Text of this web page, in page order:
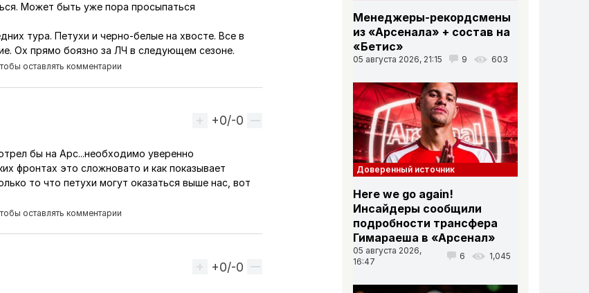
Может быть уже пора просыпаться
тура. Петухи и черно-белые на хвосте. Все в
Ох прямо боязно за ЛЧ в следующем сезоне.
оставлять комментарии
Вверх
+0/-0
бы на Арс...необходимо уверенно
фронтах это сложновато и как показывает
то что петухи могут оказаться выше нас, вот
оставлять комментарии
Вверх
+0/-0
Менеджеры-рекордсмены
из «Арсенала» + состав на
«Бетис»
05 августа 2026, 21:15 9 603
Доверенный источник
Here we go again!
Инсайдеры сообщили
подробности трансфера
Гимараеша в «Арсенал»
05 августа 2026,
16:47
6 1,045